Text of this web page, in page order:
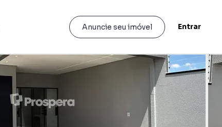
Anuncie seu imóvel Entrar